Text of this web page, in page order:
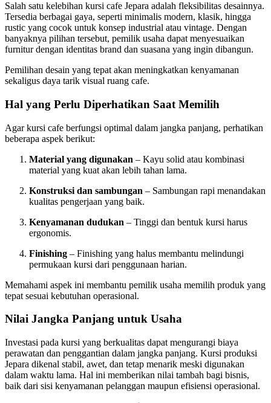
Salah satu kelebihan kursi cafe Jepara adalah fleksibilitas desainnya.
Tersedia berbagai gaya, seperti minimalis modern, klasik, hingga
rustic yang cocok untuk konsep industrial atau vintage. Dengan
banyaknya pilihan tersebut, pemilik usaha dapat menyesuaikan
furnitur dengan identitas brand dan suasana yang ingin dibangun.
Pemilihan desain yang tepat akan meningkatkan kenyamanan
sekaligus daya tarik visual ruang cafe.
Hal yang Perlu Diperhatikan Saat Memilih
Agar kursi cafe berfungsi optimal dalam jangka panjang, perhatikan
beberapa aspek berikut:
Material yang digunakan – Kayu solid atau kombinasi
material yang kuat akan lebih tahan lama.
Konstruksi dan sambungan – Sambungan rapi menandakan
kualitas pengerjaan yang baik.
Kenyamanan dudukan – Tinggi dan bentuk kursi harus
ergonomis.
Finishing – Finishing yang halus membantu melindungi
permukaan kursi dari penggunaan harian.
Memahami aspek ini membantu pemilik usaha memilih produk yang
tepat sesuai kebutuhan operasional.
Nilai Jangka Panjang untuk Usaha
Investasi pada kursi yang berkualitas dapat mengurangi biaya
perawatan dan penggantian dalam jangka panjang. Kursi produksi
Jepara dikenal stabil, awet, dan tetap menarik meski digunakan
dalam waktu lama. Hal ini memberikan nilai tambah bagi bisnis,
baik dari sisi kenyamanan pelanggan maupun efisiensi operasional.